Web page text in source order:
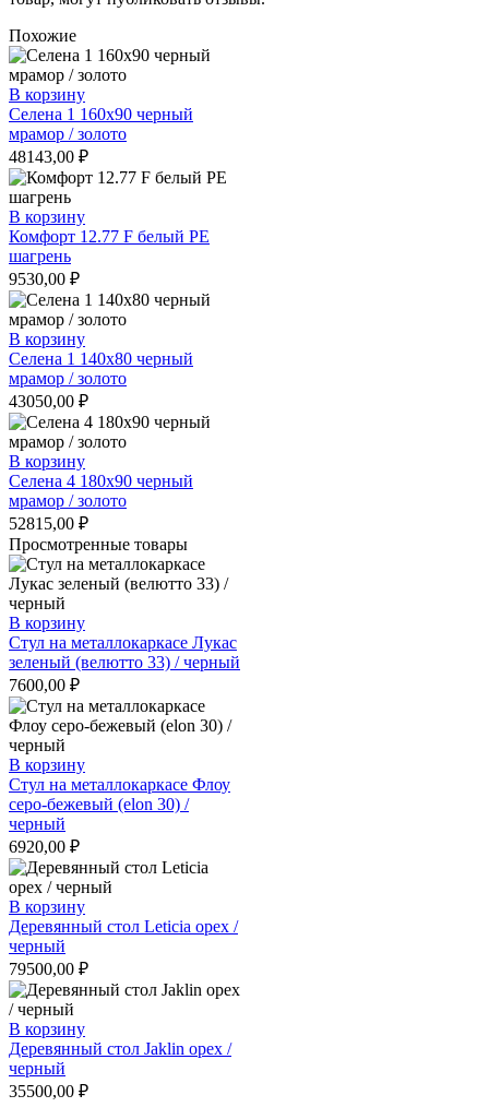
Похожие
В корзину
Селена 1 160х90 черный
мрамор / золото
48143,00 ₽
В корзину
Комфорт 12.77 F белый РЕ
шагрень
9530,00 ₽
В корзину
Селена 1 140х80 черный
мрамор / золото
43050,00 ₽
В корзину
Селена 4 180х90 черный
мрамор / золото
52815,00 ₽
Просмотренные товары
В корзину
Стул на металлокаркасе Лукас
зеленый (велютто 33) / черный
7600,00 ₽
В корзину
Стул на металлокаркасе Флоу
серо-бежевый (elon 30) /
черный
6920,00 ₽
В корзину
Деревянный стол Leticia орех /
черный
79500,00 ₽
В корзину
Деревянный стол Jaklin орех /
черный
35500,00 ₽